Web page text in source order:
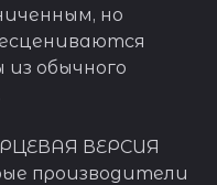
но
обычного
ВЕРСИЯ
производители